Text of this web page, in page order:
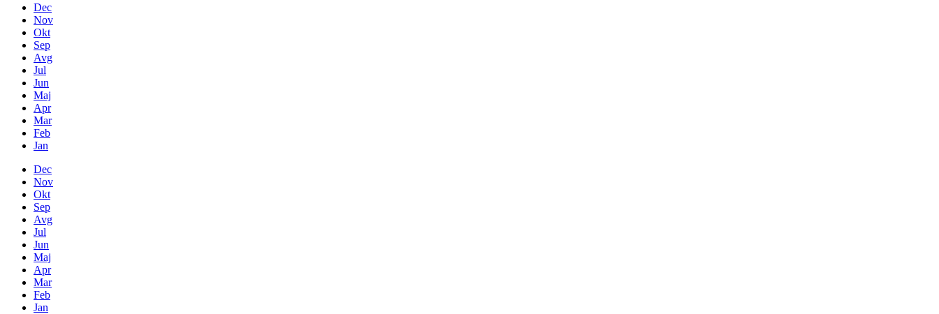
Dec
Nov
Okt
Sep
Avg
Jul
Jun
Maj
Apr
Mar
Feb
Jan
Dec
Nov
Okt
Sep
Avg
Jul
Jun
Maj
Apr
Mar
Feb
Jan